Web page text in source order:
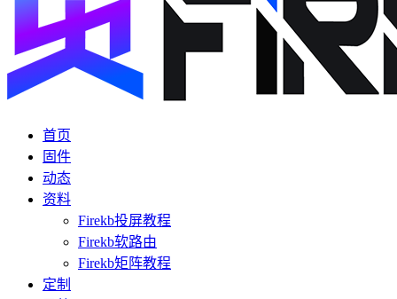
首页
固件
动态
资料
Firekb投屏教程
Firekb软路由
Firekb矩阵教程
定制